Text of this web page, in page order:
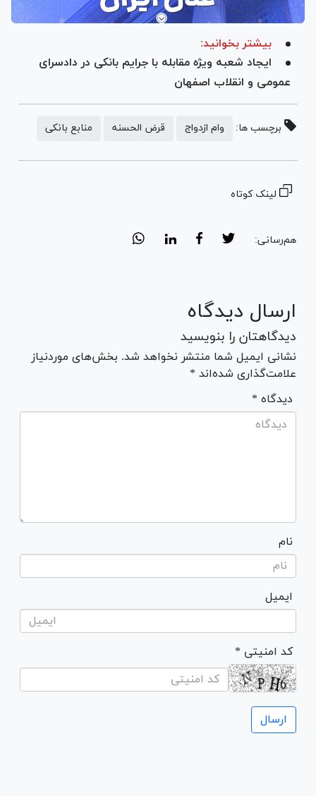
بیشتر بخوانید:
ایجاد شعبه ویژه مقابله با جرایم بانکی در دادسرای
عمومی و انقلاب اصفهان
برچسب ها: وام ازدواج قرض الحسنه منابع بانکی
لینک کوتاه
هم‌رسانی:
ارسال دیدگاه
دیدگاهتان را بنویسید
نشانی ایمیل شما منتشر نخواهد شد. بخش‌های موردنیاز
علامت‌گذاری شده‌اند *
* دیدگاه
نام
ایمیل
* کد امنیتی